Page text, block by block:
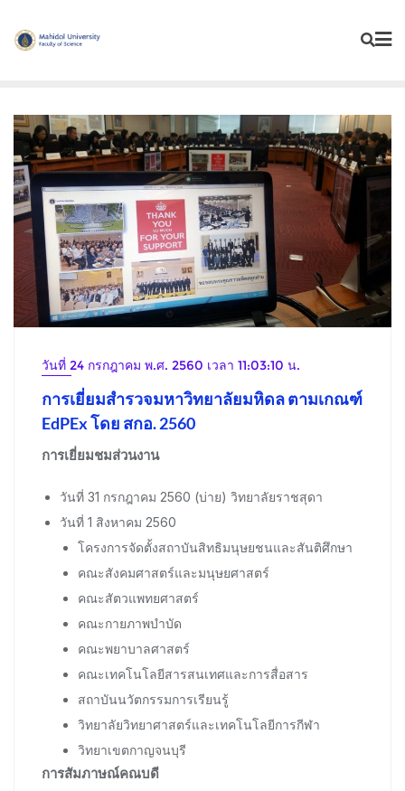
content
วันที่ 24 กรกฎาคม พ.ศ. 2560 เวลา 11:03:10 น.
การเยี่ยมสำรวจมหาวิทยาลัยมหิดล ตามเกณฑ์
EdPEx โดย สกอ. 2560
การเยี่ยมชมส่วนงาน
วันที่ 31 กรกฎาคม 2560 (บ่าย) วิทยาลัยราชสุดา
วันที่ 1 สิงหาคม 2560
โครงการจัดตั้งสถาบันสิทธิมนุษยชนและสันติศึกษา
คณะสังคมศาสตร์และมนุษยศาสตร์
คณะสัตวแพทยศาสตร์
คณะกายภาพบำบัด
คณะพยาบาลศาสตร์
คณะเทคโนโลยีสารสนเทศและการสื่อสาร
สถาบันนวัตกรรมการเรียนรู้
วิทยาลัยวิทยาศาสตร์และเทคโนโลยีการกีฬา
วิทยาเขตกาญจนบุรี
การสัมภาษณ์คณบดี